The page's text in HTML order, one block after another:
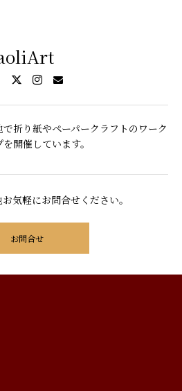
折り紙やペーパークラフトのワーク
開催しています。
気軽にお問合せください。
お問合せ